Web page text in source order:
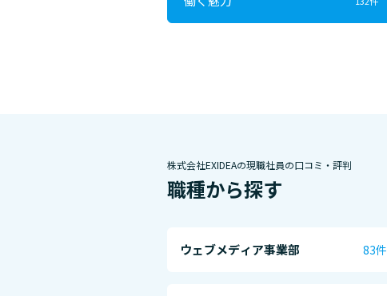
株式会社EXIDEAの現職社員の口コミ・評判
職種から探す
ウェブメディア事業部 83件